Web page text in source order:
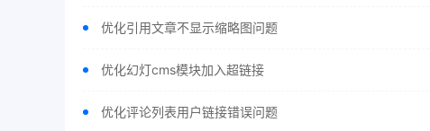
优化引用文章不显示缩略图问题
优化幻灯cms模块加入超链接
优化评论列表用户链接错误问题